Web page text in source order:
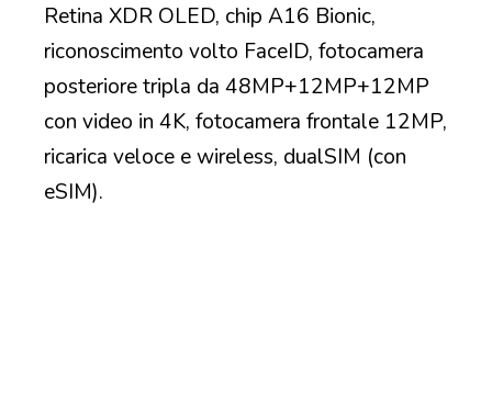
Retina XDR OLED, chip A16 Bionic,
riconoscimento volto FaceID, fotocamera
posteriore tripla da 48MP+12MP+12MP
con video in 4K, fotocamera frontale 12MP,
ricarica veloce e wireless, dualSIM (con
eSIM).